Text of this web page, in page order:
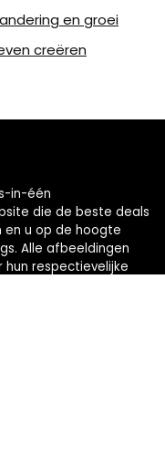
en groei
creëren
in-één
die de beste deals
en u op de hoogte
Alle afbeeldingen
respectievelijke